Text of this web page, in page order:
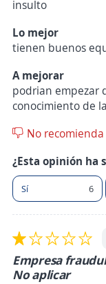
insulto
Lo mejor
tienen buenos
A mejorar
podrian empezar
conocimiento de
No
¿Esta opinión ha
Sí 6
Empresa
No aplicar